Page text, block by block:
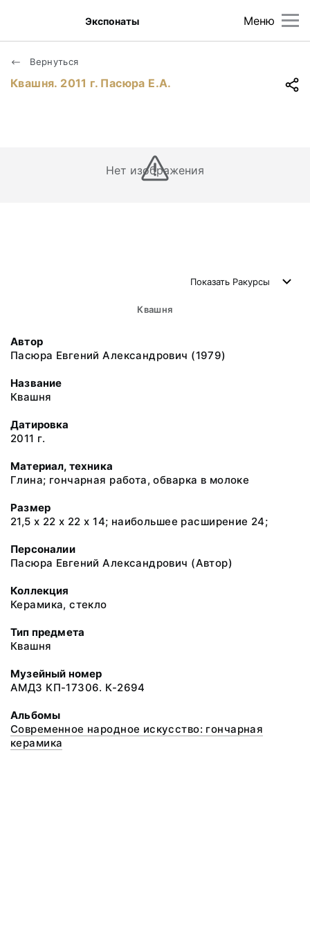
Меню
Экспонаты
Вернуться
Квашня. 2011 г. Пасюра Е.А.
Нет изображения
Показать Ракурсы
Квашня
Автор
Пасюра Евгений Александрович (1979)
Название
Квашня
Датировка
2011 г.
Материал, техника
Глина; гончарная работа, обварка в молоке
Размер
21,5 х 22 х 22 х 14; наибольшее расширение 24;
Персоналии
Пасюра Евгений Александрович (Автор)
Коллекция
Керамика, стекло
Тип предмета
Квашня
Музейный номер
АМДЗ КП-17306. К-2694
Альбомы
Современное народное искусство: гончарная
керамика